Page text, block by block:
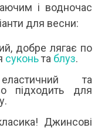
і водночас
для весни:
добре лягає по
суконьта блуз.
та
підходить для
Джинсові